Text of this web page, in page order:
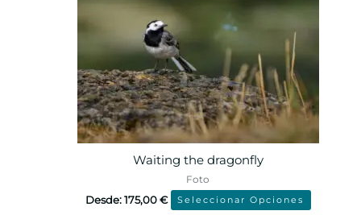
Waiting the dragonfly
Foto
Desde:175,00€ Seleccionar Opciones